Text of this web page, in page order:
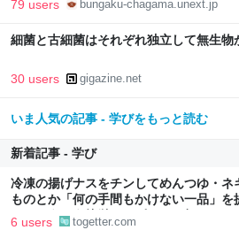
79 users bungaku-chagama.unext.jp
細菌と古細菌はそれぞれ独立して無生
30 users gigazine.net
いま人気の記事 - 学びをもっと読む
新着記事 - 学び
冷凍の揚げナスをチンしてめんつゆ・
ものとか「何の手間もかけない一品」
る…こういう簡単レシピもっと知りたい
6 users togetter.com